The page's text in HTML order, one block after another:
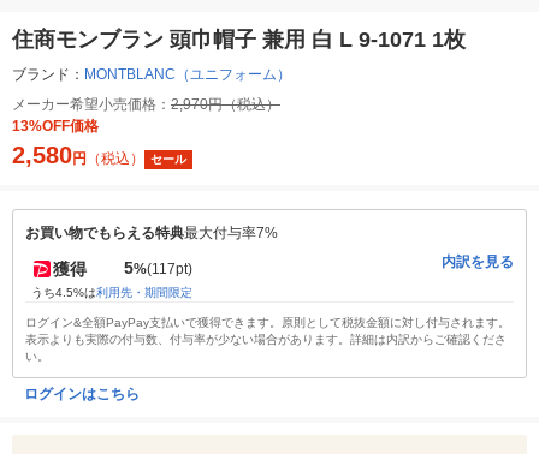
住商モンブラン 頭巾帽子 兼用 白 L 9-1071 1枚
ブランド： MONTBLANC（ユニフォーム）
メーカー希望小売価格： 2,970円（税込）
13%OFF価格
2,580円 （税込） セール
お買い物でもらえる特典最大付与率7%
獲得 5%(117pt)
うち4.5%は利用先・期間限定
内訳を見る
ログイン&全額PayPay支払いで獲得できます。原則として税抜金額に対し付与されます。
表示よりも実際の付与数、付与率が少ない場合があります。詳細は内訳からご確認くださ
い。
ログインはこちら